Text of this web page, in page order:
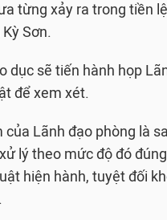
từng xảy ra trong tiền
Sơn.
dục sẽ tiến hành họp
để xem xét.
của Lãnh đạo phòng là
lý theo mức độ đó
hiện hành, tuyệt đối